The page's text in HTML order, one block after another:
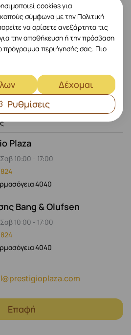
- Κυρ, 10:00 - 19:00
Δημοκρατία: Λευκωσία,
Plaza
10:00 - 17:00
4040
Bang & Olufsen
10:00 - 17:00
4040
Επαφή
cookies για
σύμφωνα με την Πολιτική
να ορίσετε ανεξάρτητα τις
την αποθήκευση ή την πρόσβαση
πρόγραμμα περιήγησής σας. Πιο
Δέχομαι
Ρυθμίσεις